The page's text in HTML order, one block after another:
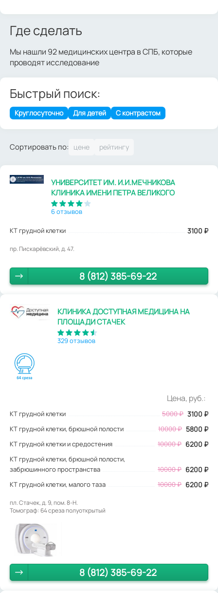
Где сделать
Мы нашли 92 медицинских центра в СПБ, которые
проводят исследование
Быстрый поиск:
Круглосуточно Для детей С контрастом
Сортировать по:
УНИВЕРСИТЕТ ИМ. И.И.МЕЧНИКОВА
КЛИНИКА ИМЕНИ ПЕТРА ВЕЛИКОГО
6 отзывов
КТ грудной клетки 3100 ₽
пр. Пискарёвский, д. 47.
8 (812) 385-69-22
КЛИНИКА ДОСТУПНАЯ МЕДИЦИНА НА
ПЛОЩАДИ СТАЧЕК
329 отзывов
Цена, руб.:
КТ грудной клетки 5000₽ 3100 ₽
КТ грудной клетки, брюшной полости 10000 ₽ 5800 ₽
КТ грудной клетки и средостения 10000 ₽ 6200 ₽
КТ грудной клетки, брюшной полости,
забрюшинного пространства
10000 ₽ 6200 ₽
КТ грудной клетки, малого таза 10000 ₽ 6200 ₽
пл. Стачек, д. 9, пом. 8-Н.
Томограф: 64 среза полуоткрытый
8 (812) 385-69-22